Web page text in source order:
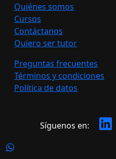
Quiénes somos
Cursos
Contáctanos
Quiero ser tutor
Preguntas frecuentes
Términos y condiciones
Política de datos
Síguenos en: